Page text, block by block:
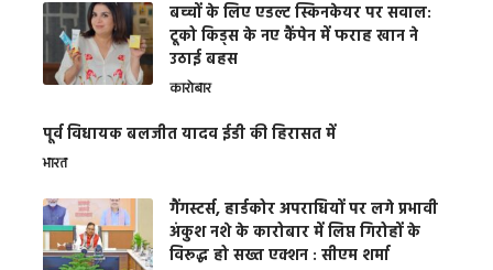
बच्चों के लिए एडल्ट स्किनकेयर पर सवाल:
टूको किड्स के नए कैंपेन में फराह खान ने
उठाई बहस
कारोबार
पूर्व विधायक बलजीत यादव ईडी की हिरासत में
भारत
गैंगस्टर्स, हार्डकोर अपराधियों पर लगे प्रभावी
अंकुश नशे के कारोबार में लिप्त गिरोहों के
विरूद्ध हो सख्त एक्शन : सीएम शर्मा